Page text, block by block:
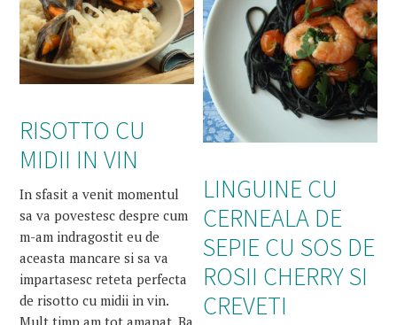
RISOTTO CU
MIDII IN VIN
In sfasit a venit momentul
sa va povestesc despre cum
m-am indragostit eu de
aceasta mancare si sa va
impartasesc reteta perfecta
de risotto cu midii in vin.
Mult timp am tot amanat. Ba
LINGUINE CU
CERNEALA DE
SEPIE CU SOS DE
ROSII CHERRY SI
CREVETI